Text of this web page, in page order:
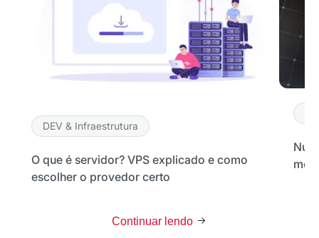
DEV & Infraestrutura
O que é servidor? VPS explicado e como
escolher o provedor certo
Continuar lendo
Políticas de Privacidade
Assinar newsletter